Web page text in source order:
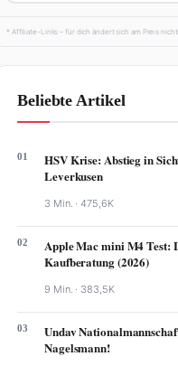
* Affiliate-Links – für dich ändert sich am Preis
Beliebte Artikel
01
HSV Krise: Abstieg in
Leverkusen
3 Min. ·475,6K
02
Apple Mac mini M4 Test:
Kaufberatung (2026)
9 Min. · 383,5K
03
Undav
Nagelsmann!